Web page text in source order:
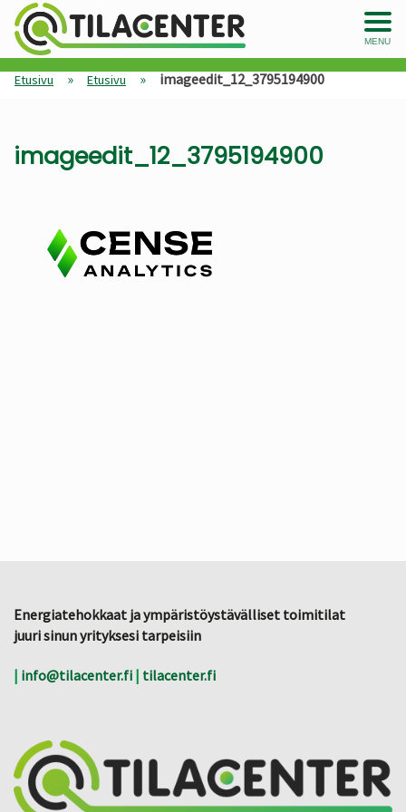
MENU
Etusivu » Etusivu » imageedit_12_3795194900
imageedit_12_3795194900
Energiatehokkaat ja ympäristöystävälliset toimitilat
juuri sinun yrityksesi tarpeisiin
| info@tilacenter.fi | tilacenter.fi